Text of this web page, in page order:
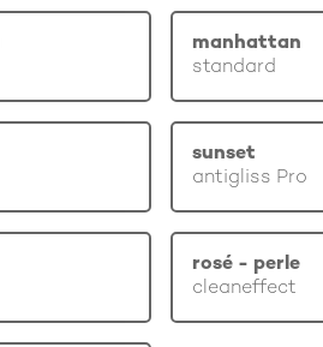
manhattan
standard
sunset
antigliss Pro
rosé - perle
cleaneffect